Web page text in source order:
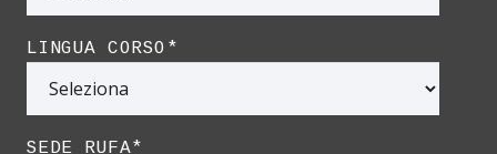
LINGUA CORSO *
SEDE RUFA*